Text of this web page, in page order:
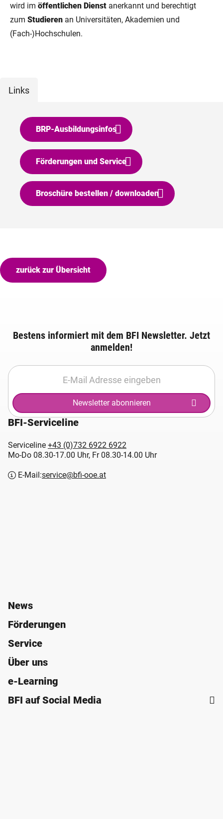
wird im öffentlichen Dienst anerkannt und berechtigt
zum Studieren an Universitäten, Akademien und
(Fach-)Hochschulen.
Links
BRP-Ausbildungsinfos
Förderungen und Service
Broschüre bestellen / downloaden
zurück zur Übersicht
Bestens informiert mit dem BFI Newsletter. Jetzt
anmelden!
Newsletter abonnieren
BFI-Serviceline
Serviceline +43 (0)732 6922 6922
Mo-Do 08.30-17.00 Uhr, Fr 08.30-14.00 Uhr
E-Mail:service@bfi-ooe.at
News
Förderungen
Service
Über uns
e-Learning
BFI auf Social Media